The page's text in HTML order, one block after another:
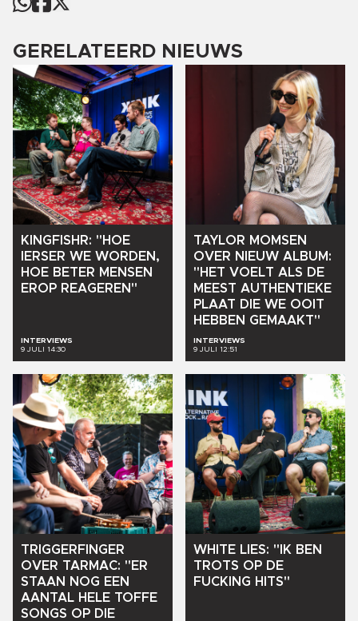
GERELATEERD NIEUWS
KINGFISHR: "HOE
IERSER WE WORDEN,
HOE BETER MENSEN
EROP REAGEREN"
INTERVIEWS
9 JULI 14:30
TAYLOR MOMSEN
OVER NIEUW ALBUM:
"HET VOELT ALS DE
MEEST AUTHENTIEKE
PLAAT DIE WE OOIT
HEBBEN GEMAAKT"
INTERVIEWS
9 JULI 12:51
TRIGGERFINGER
OVER TARMAC: "ER
STAAN
NOG EEN
AANTAL HELE TOFFE
SONGS OP DIE
WHITE LIES: "IK BEN
TROTS OP DE
FUCKING HITS"